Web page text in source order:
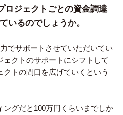
ロジェクトごとの資金調達
いるのでしょうか。
でサポートさせていただいてい
ェクトのサポートにシフトして
トの間口を広げていくという
ングだと100万円くらいまでしか